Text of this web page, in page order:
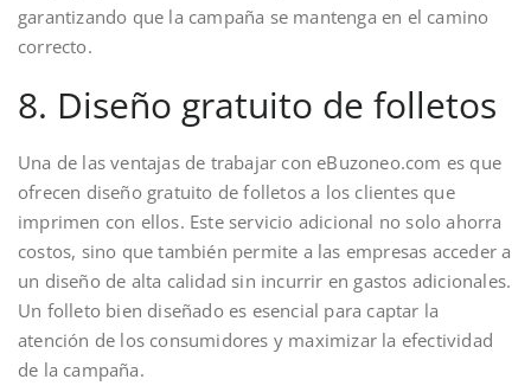
garantizando que la campaña se mantenga en el camino
correcto.
8. Diseño gratuito de folletos
Una de las ventajas de trabajar con eBuzoneo.com es que
ofrecen diseño gratuito de folletos a los clientes que
imprimen con ellos. Este servicio adicional no solo ahorra
costos, sino que también permite a las empresas acceder a
un diseño de alta calidad sin incurrir en gastos adicionales.
Un folleto bien diseñado es esencial para captar la
atención de los consumidores y maximizar la efectividad
de la campaña.